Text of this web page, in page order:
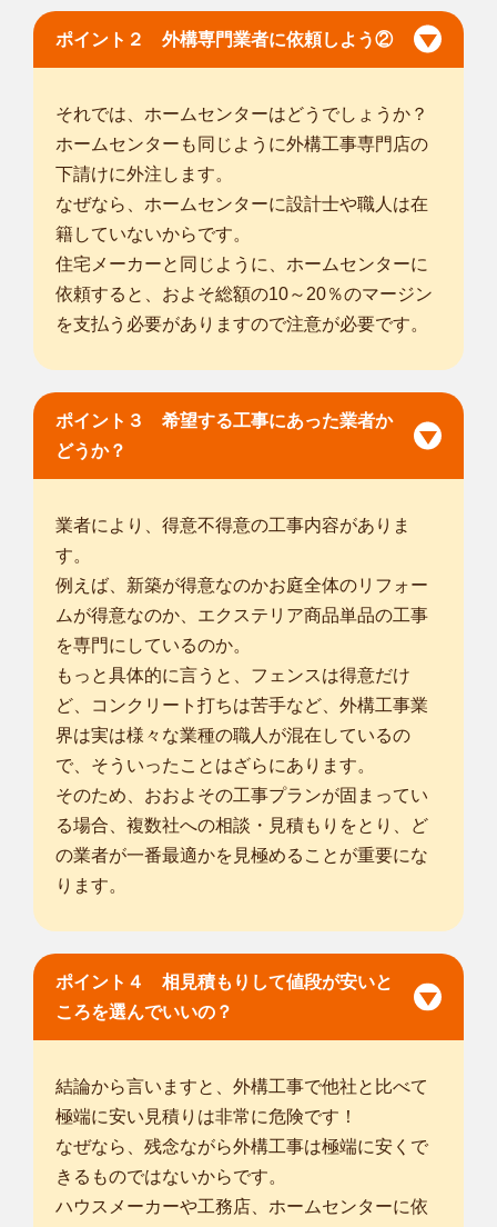
ポイント２ 外構専門業者に依頼しよう②
それでは、ホームセンターはどうでしょうか？
ホームセンターも同じように外構工事専門店の
下請けに外注します。
なぜなら、ホームセンターに設計士や職人は在
籍していないからです。
住宅メーカーと同じように、ホームセンターに
依頼すると、およそ総額の10～20％のマージン
を支払う必要がありますので注意が必要です。
ポイント３ 希望する工事にあった業者か
どうか？
業者により、得意不得意の工事内容がありま
す。
例えば、新築が得意なのかお庭全体のリフォー
ムが得意なのか、エクステリア商品単品の工事
を専門にしているのか。
もっと具体的に言うと、フェンスは得意だけ
ど、コンクリート打ちは苦手など、外構工事業
界は実は様々な業種の職人が混在しているの
で、そういったことはざらにあります。
そのため、おおよその工事プランが固まってい
る場合、複数社への相談・見積もりをとり、ど
の業者が一番最適かを見極めることが重要にな
ります。
ポイント４ 相見積もりして値段が安いと
ころを選んでいいの？
結論から言いますと、外構工事で他社と比べて
極端に安い見積りは非常に危険です！
なぜなら、残念ながら外構工事は極端に安くで
きるものではないからです。
ハウスメーカーや工務店、ホームセンターに依